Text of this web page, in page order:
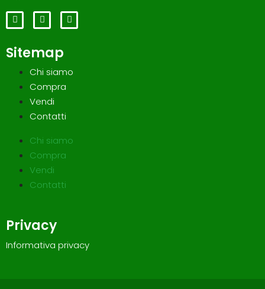
Sitemap
Chi siamo
Compra
Vendi
Contatti
Chi siamo
Compra
Vendi
Contatti
Privacy
Informativa privacy